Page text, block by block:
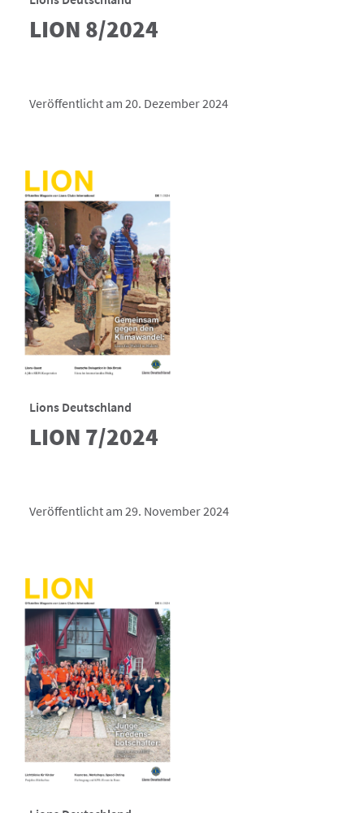
LION 8/2024
Veröffentlicht am 20. Dezember 2024
Lions Deutschland
LION 7/2024
Veröffentlicht am 29. November 2024